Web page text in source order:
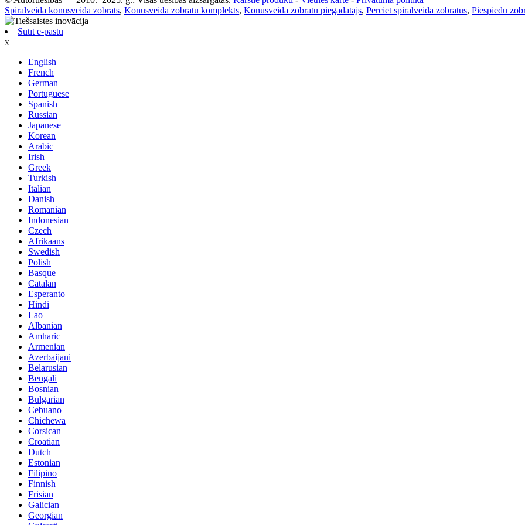
Spirālveida konusveida zobrats, Konusveida zobratu komplekts, Konusveida zobratu piegādātājs, Pērciet spirālveida zobratus, Piespiedu
Sūtīt e-pastu
x
English
French
German
Portuguese
Spanish
Russian
Japanese
Korean
Arabic
Irish
Greek
Turkish
Italian
Danish
Romanian
Indonesian
Czech
Afrikaans
Swedish
Polish
Basque
Catalan
Esperanto
Hindi
Lao
Albanian
Amharic
Armenian
Azerbaijani
Belarusian
Bengali
Bosnian
Bulgarian
Cebuano
Chichewa
Corsican
Croatian
Dutch
Estonian
Filipino
Finnish
Frisian
Galician
Georgian